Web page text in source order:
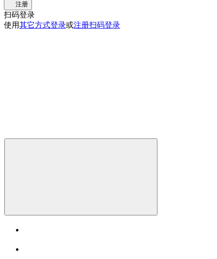
注册
扫码登录
使用其它方式登录或注册扫码登录